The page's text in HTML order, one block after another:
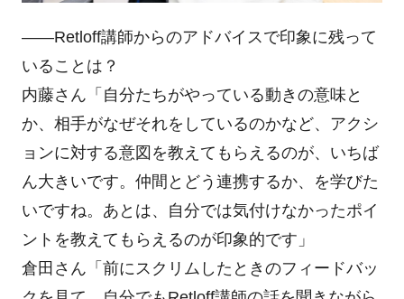
――Retloff講師からのアドバイスで印象に残って
いることは？
内藤さん「自分たちがやっている動きの意味と
か、相手がなぜそれをしているのかなど、アクシ
ョンに対する意図を教えてもらえるのが、いちば
ん大きいです。仲間とどう連携するか、を学びた
いですね。あとは、自分では気付けなかったポイ
ントを教えてもらえるのが印象的です」
倉田さん「前にスクリムしたときのフィードバッ